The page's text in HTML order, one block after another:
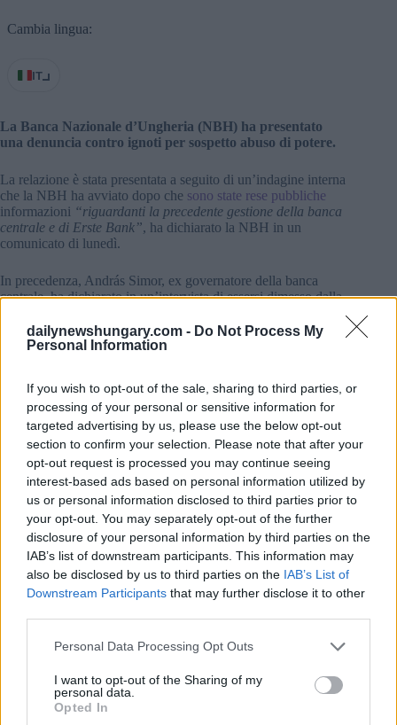
dailynewshungary.com - Do Not Process My
Personal Information
If you wish to opt-out of the sale, sharing to third parties, or
processing of your personal or sensitive information for
targeted advertising by us, please use the below opt-out
section to confirm your selection. Please note that after your
opt-out request is processed you may continue seeing
interest-based ads based on personal information utilized by
us or personal information disclosed to third parties prior to
your opt-out. You may separately opt-out of the further
disclosure of your personal information by third parties on the
IAB’s list of downstream participants. This information may
also be disclosed by us to third parties on the IAB’s List of
Downstream Participants that may further disclose it to other
Please note that this website/app uses one or more Google
not limited to your visit or usage behaviour. You may click to
grant or deny consent to Google and its third-party tags to
use your data for below specified purposes in below Google
Personal Data Processing Opt Outs
I want to opt-out of the Sharing of my
personal data.
Opted In
Cambia lingua:
IT
La Banca Nazionale d’Ungheria (NBH) ha presentato
una denuncia contro ignoti per sospetto abuso di potere.
La relazione è stata presentata a seguito di un’indagine interna
che la NBH ha avviato dopo che sono state rese pubbliche
informazioni “riguardanti la precedente gestione della banca
centrale e di Erste Bank”, ha dichiarato la NBH in un
comunicato di lunedì.
In precedenza, András Simor, ex governatore della banca
centrale, ha dichiarato in un’intervista di essersi dimesso dalla
esercitate dall’ex direzione della NBH.
sulla questione all’Ufficio Nazionale di Investigazione, che
sta già conducendo un procedimento sul caso, ha detto la
banca centrale.
La banca centrale ha operato in conformità con i regolamenti
da quando la sua nuova direzione è subentrata il 4 marzo
2025, e sono state adottate misure per controllare e
razionalizzare il suo funzionamento in tutti i settori, ha
aggiunto.
Se vi siete persi:
Cosa succederà?Gli scandali politici in Ungheria si
moltiplicano con arresti, accuse di corruzione e
dimissioni.
L’outlet Index, vicino al governo, pubblica una rettifica
prima pagina